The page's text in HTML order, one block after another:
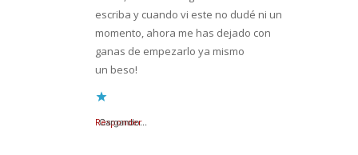
escriba y cuando vi este no dudé ni un
momento, ahora me has dejado con
ganas de empezarlo ya mismo
un beso!
Cargando...
Responder